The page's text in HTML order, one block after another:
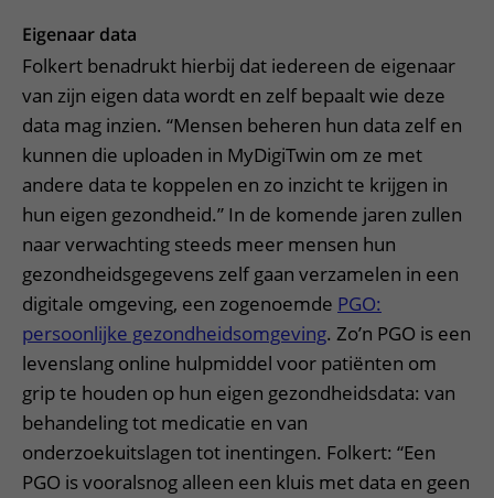
Eigenaar data
Folkert benadrukt hierbij dat iedereen de eigenaar
van zijn eigen data wordt en zelf bepaalt wie deze
data mag inzien. “Mensen beheren hun data zelf en
kunnen die uploaden in MyDigiTwin om ze met
andere data te koppelen en zo inzicht te krijgen in
hun eigen gezondheid.” In de komende jaren zullen
naar verwachting steeds meer mensen hun
gezondheidsgegevens zelf gaan verzamelen in een
digitale omgeving, een zogenoemde PGO:
persoonlijke gezondheidsomgeving. Zo’n PGO is een
levenslang online hulpmiddel voor patiënten om
grip te houden op hun eigen gezondheidsdata: van
behandeling tot medicatie en van
onderzoekuitslagen tot inentingen. Folkert: “Een
PGO is vooralsnog alleen een kluis met data en geen